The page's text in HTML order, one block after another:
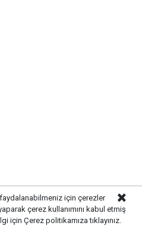
11:08
için çerezler
çerez kullanımını kabul etmiş
için Çerez politikamıza tıklayınız.